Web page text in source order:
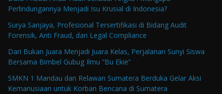
Perlindungannya Menjadi Isu Krusial di Indonesia?
Surya Sanjaya, Profesional Tersertifikasi di Bidang Audit
Forensik, Anti Fraud, dan Legal Compliance
Dari Bukan Juara Menjadi Juara Kelas, Perjalanan Sunyi Siswa
Bersama Bimbel Gubug Ilmu “Bu Ekie”
SMKN 1 Mandau dan Relawan Sumatera Berduka Gelar Aksi
Kemanusiaan untuk Korban Bencana di Sumatera